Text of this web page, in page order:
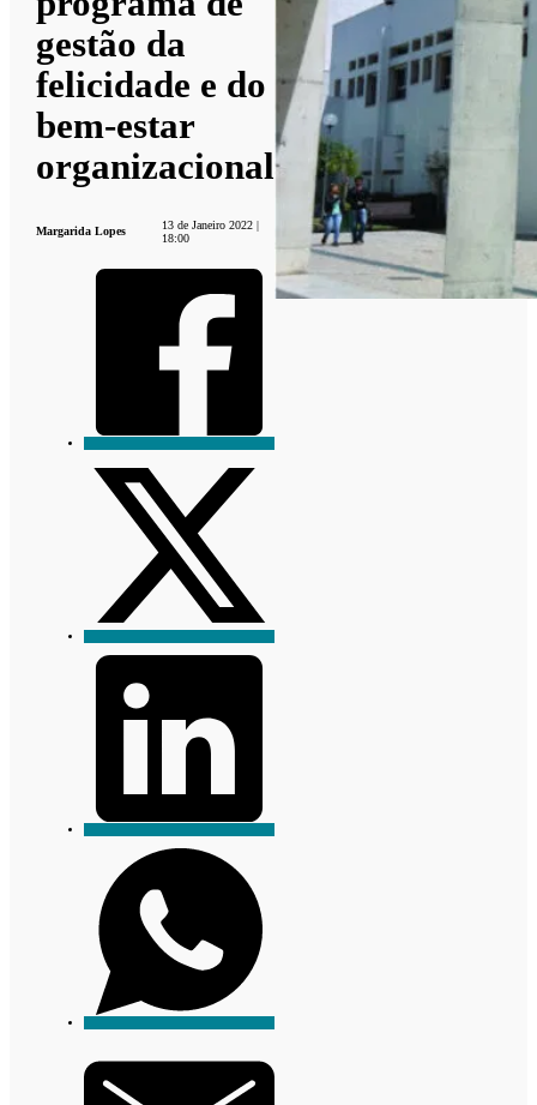
gestão da
felicidade e do
bem-estar
organizacional
Margarida Lopes
13 de Janeiro 2022 |
18:00